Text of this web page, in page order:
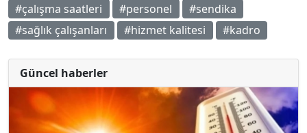
#çalışma saatleri
#personel
#sendika
#sağlık çalışanları
#hizmet kalitesi #kadro
Güncel haberler